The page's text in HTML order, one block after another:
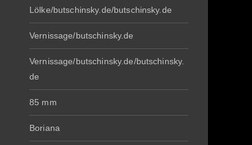
Lölke/butschinsky.de/butschinsky.de
Vernissage/butschinsky.de
Vernissage/butschinsky.de/butschinsky.
de
85 mm
Boriana